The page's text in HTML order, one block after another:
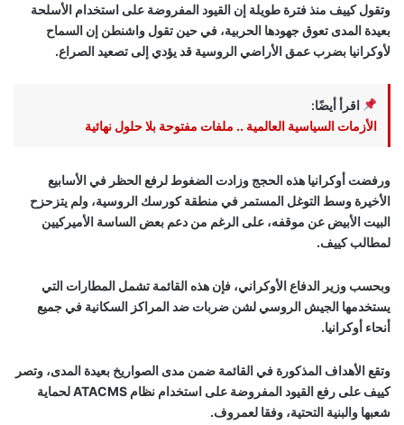
وتقول كييف منذ فترة طويلة إن القيود المفروضة على استخدام الأسلحة
بعيدة المدى تعوق جهودها الحربية، في حين تقول واشنطن إن السماح
لأوكرانيا بضرب عمق الأراضي الروسية قد يؤدي إلى تصعيد الصراع.
اقرأ أيضًا:
الأزمات السياسية العالمية .. ملفات مفتوحة بلا حلول نهائية
ورفضت أوكرانيا هذه الحجج وزادت الضغوط لرفع الحظر في الأسابيع
الأخيرة وسط التوغل المستمر في منطقة كورسك الروسية، ولم يتزحزح
البيت الأبيض عن موقفه، على الرغم من دعم بعض الساسة الأميركيين
لمطالب كييف.
وبحسب وزير الدفاع الأوكراني، فإن هذه القائمة تشمل المطارات التي
يستخدمها الجيش الروسي لشن ضربات ضد المراكز السكانية في جميع
أنحاء أوكرانيا.
وتقع الأهداف المذكورة في القائمة ضمن مدى الصواريخ بعيدة المدى، وتصر
كييف على رفع القيود المفروضة على استخدام نظام ATACMS لحماية
شعبها والبنية التحتية، وفقا لعمروف.